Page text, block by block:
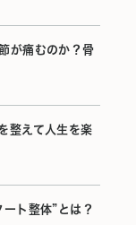
が痛むのか？骨
整えて人生を楽
ト整体”とは？